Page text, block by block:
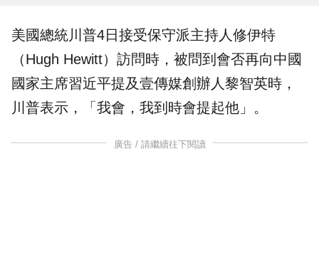
美國總統川普4日接受保守派主持人修伊特
（Hugh Hewitt）訪問時，被問到會否再向中國
國家主席習近平提及壹傳媒創辦人黎智英時，
川普表示，「我會，我到時會提起他」。
廣告 / 請繼續往下閱讀